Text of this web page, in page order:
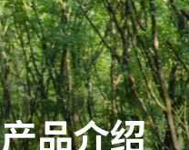
产品介绍